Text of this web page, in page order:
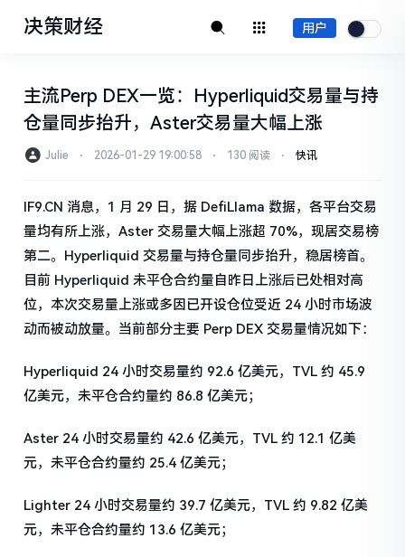
决策财经 用户
主流Perp DEX一览：Hyperliquid交易量与持
仓量同步抬升，Aster交易量大幅上涨
Julie ⋅ 2026-01-29 19:00:58 ⋅ 130 阅读 ⋅ 快讯
IF9.CN 消息，1 月 29 日，据 DefiLlama 数据，各平台交易
量均有所上涨，Aster 交易量大幅上涨超 70%，现居交易榜
第二。Hyperliquid 交易量与持仓量同步抬升，稳居榜首。
目前 Hyperliquid 未平仓合约量自昨日上涨后已处相对高
位，本次交易量上涨或多因已开设仓位受近 24 小时市场波
动而被动放量。当前部分主要 Perp DEX 交易量情况如下：
Hyperliquid 24 小时交易量约 92.6 亿美元，TVL 约 45.9
亿美元，未平仓合约量约 86.8 亿美元；
Aster 24 小时交易量约 42.6 亿美元，TVL 约 12.1 亿美
元，未平仓合约量约 25.4 亿美元；
Lighter 24 小时交易量约 39.7 亿美元，TVL 约 9.82 亿美
元，未平仓合约量约 13.6 亿美元；